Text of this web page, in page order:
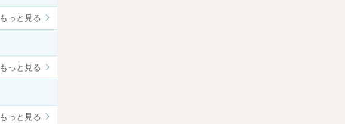
もっと見る
もっと見る
もっと見る